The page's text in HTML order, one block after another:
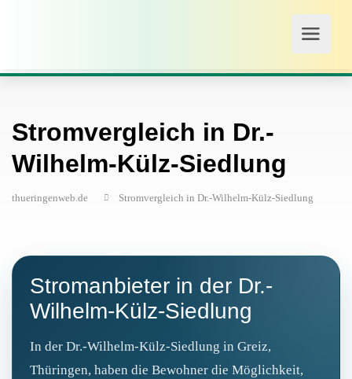
Stromvergleich in Dr.-
Wilhelm-Külz-Siedlung
thueringenweb.de Stromvergleich in Dr.-Wilhelm-Külz-Siedlung
Stromanbieter in der Dr.-
Wilhelm-Külz-Siedlung
In der Dr.-Wilhelm-Külz-Siedlung in Greiz,
Thüringen, haben die Bewohner die Möglichkeit,